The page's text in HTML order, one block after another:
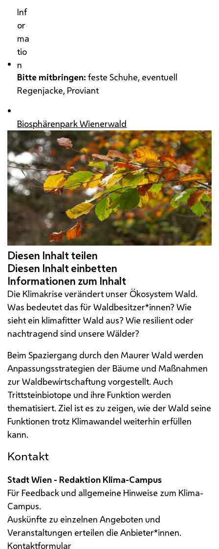
Inf
or
ma
tio
n
Bitte mitbringen: feste Schuhe, eventuell
Regenjacke, Proviant
Biosphärenpark Wienerwald
Die Klimakrise verändert unser Ökosystem Wald.
Was bedeutet das für Waldbesitzer*innen? Wie
sieht ein klimafitter Wald aus? Wie resilient oder
nachtragend sind unsere Wälder?
Beim Spaziergang durch den Maurer Wald werden
Anpassungsstrategien der Bäume und Maßnahmen
zur Waldbewirtschaftung vorgestellt. Auch
Trittsteinbiotope und ihre Funktion werden
thematisiert. Ziel ist es zu zeigen, wie der Wald seine
Funktionen trotz Klimawandel weiterhin erfüllen
kann.
Kontakt
Stadt Wien - Redaktion Klima-Campus
Für Feedback und allgemeine Hinweise zum Klima-
Campus.
Auskünfte zu einzelnen Angeboten und
Veranstaltungen erteilen die Anbieter*innen.
Kontaktformular